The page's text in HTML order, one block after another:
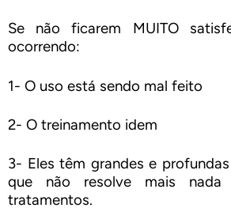
Se não ficarem MUITO
ocorrendo:
1- O uso está sendo mal feito
2- O treinamento idem
3- Eles têm grandes e
que não resolve mais nada
tratamentos.